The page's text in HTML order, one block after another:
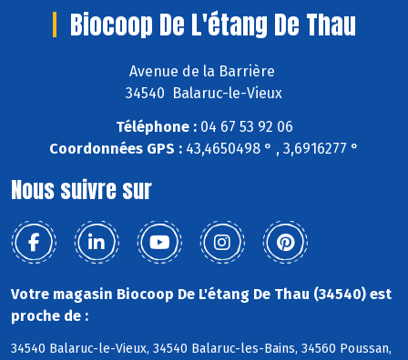
Biocoop De L'étang De Thau
Avenue de la Barrière
34540 Balaruc-le-Vieux
Téléphone :04 67 53 92 06
Coordonnées GPS : 43,4650498 ° , 3,6916277 °
Nous suivre sur
Votre magasin Biocoop De L'étang De Thau (34540) est
proche de :
34540 Balaruc-le-Vieux, 34540 Balaruc-les-Bains, 34560 Poussan,